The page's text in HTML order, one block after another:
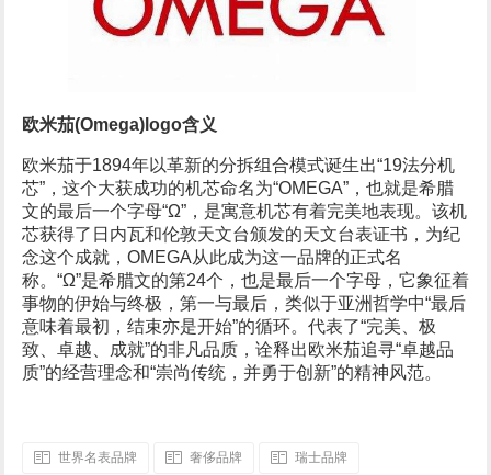
欧米茄(Omega)logo含义
欧米茄于1894年以革新的分拆组合模式诞生出“19法分机
芯”，这个大获成功的机芯命名为“OMEGA”，也就是希腊
文的最后一个字母“Ω”，是寓意机芯有着完美地表现。该机
芯获得了日内瓦和伦敦天文台颁发的天文台表证书，为纪
念这个成就，OMEGA从此成为这一品牌的正式名
称。“Ω”是希腊文的第24个，也是最后一个字母，它象征着
事物的伊始与终极，第一与最后，类似于亚洲哲学中“最后
意味着最初，结束亦是开始”的循环。代表了“完美、极
致、卓越、成就”的非凡品质，诠释出欧米茄追寻“卓越品
质”的经营理念和“崇尚传统，并勇于创新”的精神风范。
世界名表品牌 奢侈品牌 瑞士品牌